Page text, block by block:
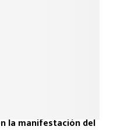
la manifestación del